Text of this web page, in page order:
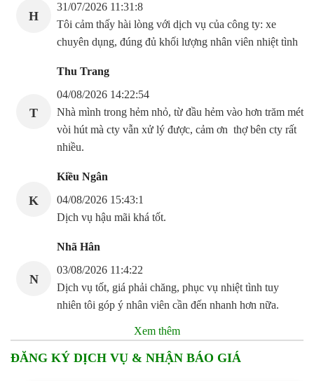
H
31/07/2026 11:31:8
Tôi cảm thấy hài lòng với dịch vụ của công ty: xe
chuyên dụng, đúng đủ khối lượng nhân viên nhiệt tình
T
Thu Trang
04/08/2026 14:22:54
Nhà mình trong hẻm nhỏ, từ đầu hẻm vào hơn trăm mét
vòi hút mà cty vẫn xử lý được, cảm ơn thợ bên cty rất
nhiều.
K
Kiều Ngân
04/08/2026 15:43:1
Dịch vụ hậu mãi khá tốt.
N
Nhã Hân
03/08/2026 11:4:22
Dịch vụ tốt, giá phải chăng, phục vụ nhiệt tình tuy
nhiên tôi góp ý nhân viên cần đến nhanh hơn nữa.
Xem thêm
ĐĂNG KÝ DỊCH VỤ & NHẬN BÁO GIÁ